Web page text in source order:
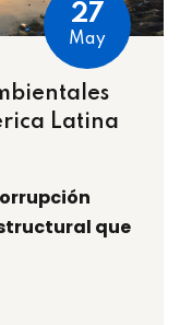
27
May
Latina
que